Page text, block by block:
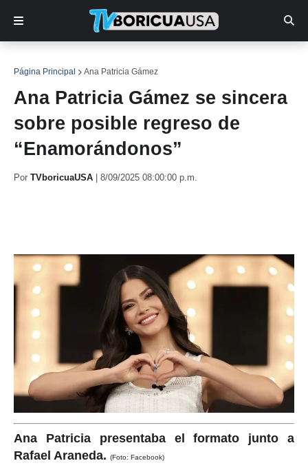
Página Principal Ana Patricia Gámez
Ana Patricia Gámez se sincera
sobre posible regreso de
“Enamorándonos”
Por TVboricuaUSA 8/09/2025 08:00:00 p.m.
Ana Patricia presentaba el formato junto a
Rafael Araneda. (Foto: Facebook)